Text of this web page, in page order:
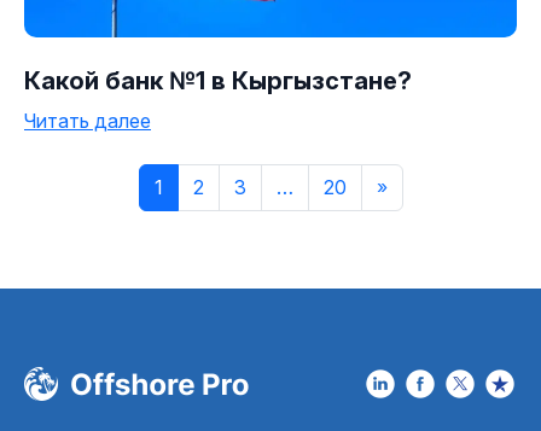
Какой банк №1 в Кыргызстане?
Читать далее
1 2 3 … 20 »